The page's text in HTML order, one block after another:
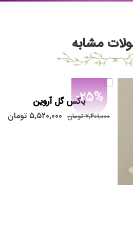
مشابه
-25%باکس گل آروین
۷,۴۰۱,۰۰۰ تومان ۵,۵۲۰,۰۰۰ تومان